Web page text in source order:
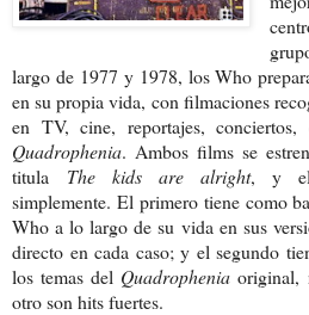
largo de 1977 y 1978, los Who
en su propia vida, con filmaciones
en TV, cine, reportajes,
Quadrophenia. Ambos films se
titula The kids are alright, y el
simplemente. El primero tiene como
Who a lo largo de su vida en sus
directo en cada caso; y el segundo
los temas del Quadropheniaoriginal,
otro son hits fuertes.